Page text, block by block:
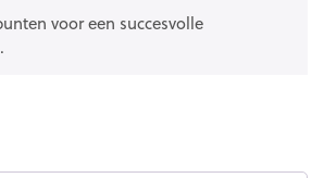
voor een succesvolle